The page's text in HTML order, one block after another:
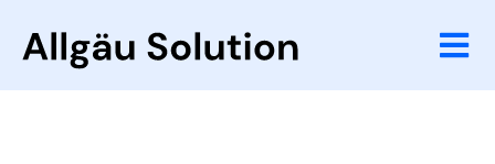
Inhalt
springen